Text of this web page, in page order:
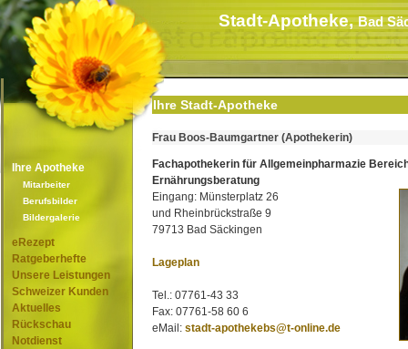
Stadt-Apotheke,Bad
Ihre Apotheke
Mitarbeiter
Berufsbilder
Bildergalerie
eRezept
Ratgeberhefte
Unsere Leistungen
Schweizer Kunden
Aktuelles
Rückschau
Notdienst
Ihre Stadt-Apotheke
Frau Boos-Baumgartner (Apothekerin)
Fachapothekerin für Allgemeinpharmazie
Ernährungsberatung
Eingang: Münsterplatz 26
und Rheinbrückstraße 9
79713 Bad Säckingen
Lageplan
Tel.: 07761-43 33
Fax: 07761-58 60 6
eMail: stadt-apothekebs@t-online.de